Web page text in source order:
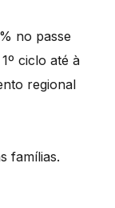
no passe
ciclo até à
regional
famílias.